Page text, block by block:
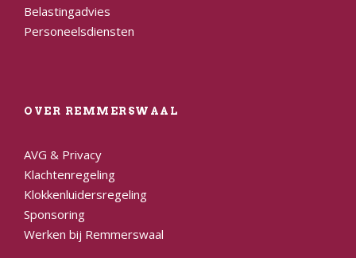
Belastingadvies
Personeelsdiensten
OVER REMMERSWAAL
AVG & Privacy
Klachtenregeling
Klokkenluidersregeling
Sponsoring
Werken bij Remmerswaal